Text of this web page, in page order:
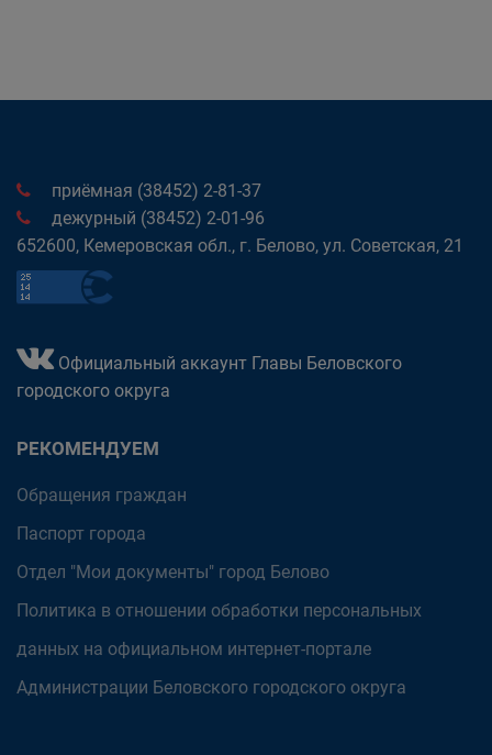
приёмная (38452) 2-81-37
дежурный (38452) 2-01-96
652600, Кемеровская обл., г. Белово, ул. Советская, 21
Официальный аккаунт Главы Беловского
городского округа
РЕКОМЕНДУЕМ
Обращения граждан
Паспорт города
Отдел "Мои документы" город Белово
Политика в отношении обработки персональных
данных на официальном интернет-портале
Администрации Беловского городского округа